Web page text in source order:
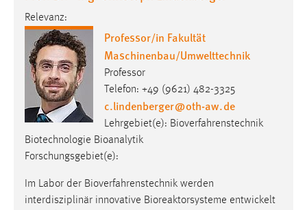
Relevanz:
Professor/in Fakultät
Maschinenbau/Umwelttechnik
Professor
Telefon: +49 (9621) 482-3325
c.lindenberger@oth-aw.de
Lehrgebiet(e): Bioverfahrenstechnik
Biotechnologie Bioanalytik
Forschungsgebiet(e):
Im Labor der Bioverfahrenstechnik werden
interdisziplinär innovative Bioreaktorsysteme entwickelt